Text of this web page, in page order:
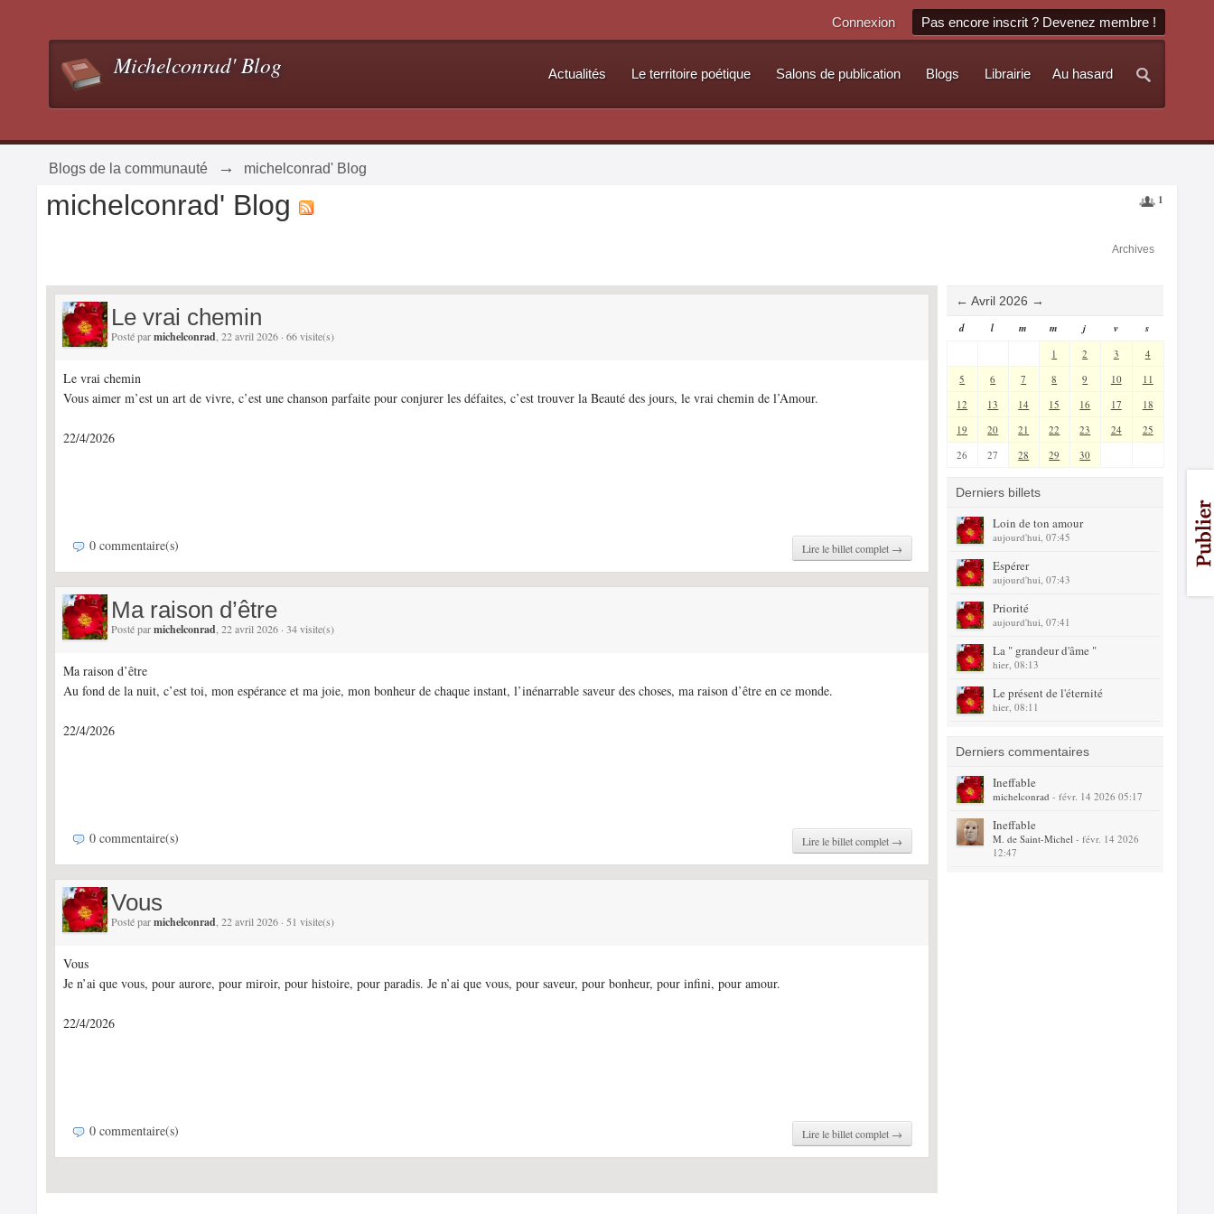
Connexion Pas encore inscrit ? Devenez membre !
Michelconrad' Blog Au hasard
Actualités Le territoire poétique Salons de publication Blogs Librairie
Blogs de la communauté → michelconrad' Blog
1
michelconrad' Blog
Archives
Le vrai chemin
Posté parmichelconrad , 22 avril 2026 · 66 visite(s)
Le vrai chemin
Vous aimer m’est un art de vivre, c’est une chanson parfaite pour conjurer les défaites, c’est trouver la Beauté des jours, le vrai chemin de l’Amour.
22/4/2026
Lire le billet complet →
0 commentaire(s)
Ma raison d’être
Posté parmichelconrad , 22 avril 2026 · 34 visite(s)
Ma raison d’être
Au fond de la nuit, c’est toi, mon espérance et ma joie, mon bonheur de chaque instant, l’inénarrable saveur des choses, ma raison d’être en ce monde.
22/4/2026
Lire le billet complet →
0 commentaire(s)
Vous
Posté parmichelconrad , 22 avril 2026 · 51 visite(s)
Vous
Je n’ai que vous, pour aurore, pour miroir, pour histoire, pour paradis. Je n’ai que vous, pour saveur, pour bonheur, pour infini, pour amour.
22/4/2026
Lire le billet complet →
0 commentaire(s)
← Avril 2026 →
d
l m m j v s
1 2 3
4
5
6 7 8 9 10
11
12
13 14 15 16 17
18
19
20 21 22 23 24
25
26
27 28 29 30
Derniers billets
Loin de ton amour
aujourd'hui, 07:45
Espérer
aujourd'hui, 07:43
Priorité
aujourd'hui, 07:41
La " grandeur d'âme "
hier, 08:13
Le présent de l'éternité
hier, 08:11
Derniers commentaires
Ineffable
michelconrad - févr. 14 2026 05:17
Ineffable
M. de Saint-Michel- févr. 14 2026
12:47